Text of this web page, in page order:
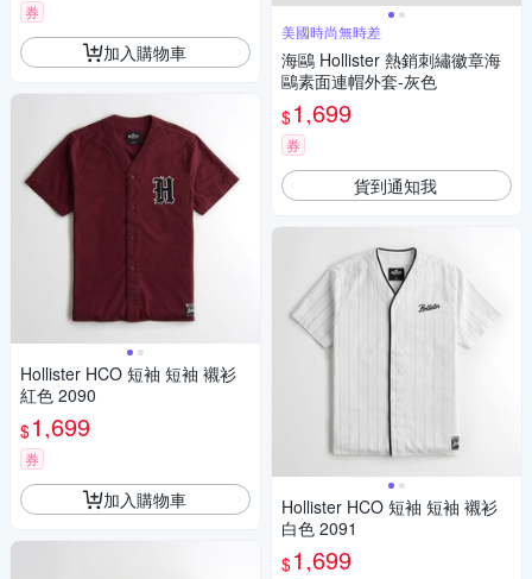
券
加入購物車
Hollister HCO 短袖 短袖 襯衫
紅色 2090
$1,699
券
加入購物車
美國時尚無時差
海鷗 Hollister 熱銷刺繡徽章海
鷗素面連帽外套-灰色
$1,699
券
貨到通知我
Hollister HCO 短袖 短袖 襯衫
白色 2091
$1,699